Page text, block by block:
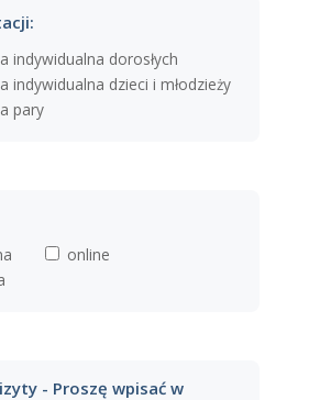
indywidualna dorosłych
indywidualna dzieci i młodzieży
pary
online
- Proszę wpisać w